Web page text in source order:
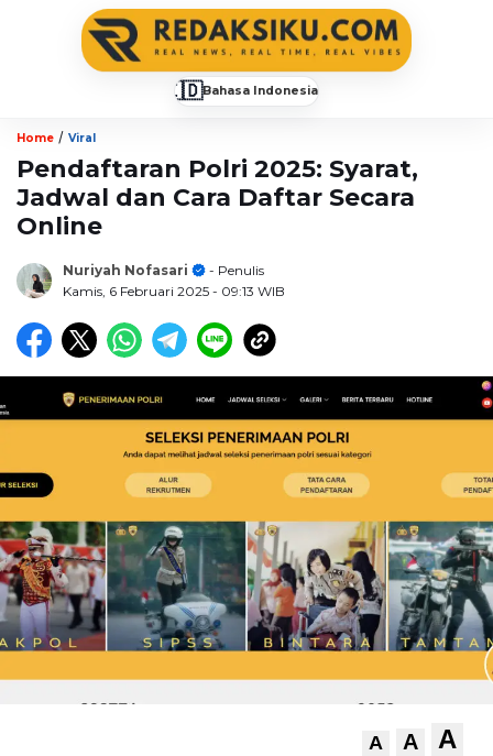
🇮🇩Bahasa Indonesia
Home / Viral
Pendaftaran Polri 2025: Syarat,
Jadwal dan Cara Daftar Secara
Online
Nuriyah Nofasari
- Penulis
Kamis, 6 Februari 2025 - 09:13 WIB
A A A